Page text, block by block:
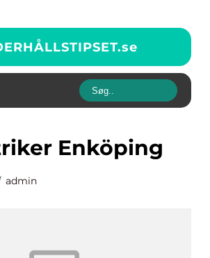
se
Enköping
admin